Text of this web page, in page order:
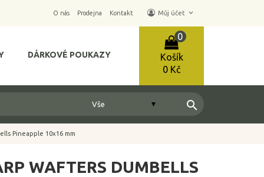
O nás Prodejna Kontakt Můj účet keyboard_arrow_down
Košík
0
0 Kč
DÁRKOVÉ POUKAZY
search
Pineapple 10x16 mm
WAFTERS DUMBELLS